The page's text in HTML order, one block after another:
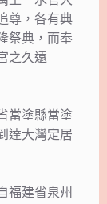
尊，各有典
祭典，而奉
之久遠
當塗縣當塗
達大灣定居
福建省泉州